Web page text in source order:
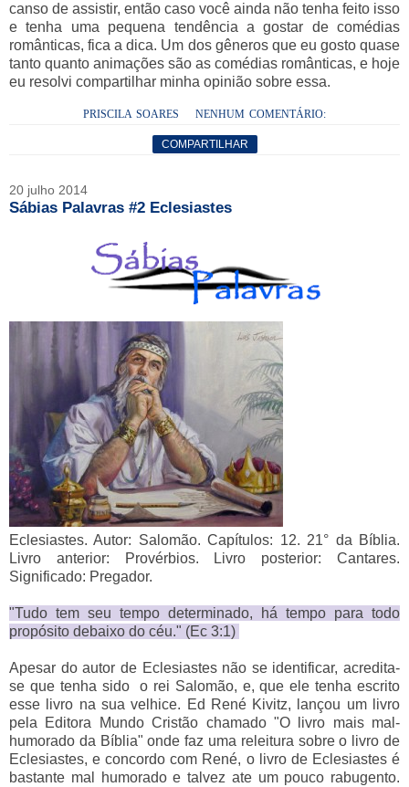
canso de assistir, então caso você ainda não tenha feito isso
e tenha uma pequena tendência a gostar de comédias
românticas, fica a dica. Um dos gêneros que eu gosto quase
tanto quanto animações são as comédias românticas, e hoje
eu resolvi compartilhar minha opinião sobre essa.
PRISCILA SOARES NENHUM COMENTÁRIO:
COMPARTILHAR
20 julho 2014
Sábias Palavras #2 Eclesiastes
Eclesiastes. Autor: Salomão. Capítulos: 12. 21° da Bíblia.
Livro anterior: Provérbios. Livro posterior: Cantares.
Significado: Pregador.
"Tudo tem seu tempo determinado, há tempo para todo
propósito debaixo do céu." (Ec 3:1)
Apesar do autor de Eclesiastes não se identificar, acredita-
se que tenha sido o rei Salomão, e, que ele tenha escrito
esse livro na sua velhice. Ed René Kivitz, lançou um livro
pela Editora Mundo Cristão chamado "O livro mais mal-
humorado da Bíblia" onde faz uma releitura sobre o livro de
Eclesiastes, e concordo com René, o livro de Eclesiastes é
bastante mal humorado e talvez ate um pouco rabugento.